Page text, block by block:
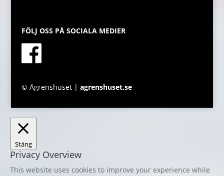
FÖLJ OSS PÅ SOCIALA MEDIER
© Ågrenshuset | agrenshuset.se
Stäng
Privacy Overview
This website uses cookies to improve your experience while